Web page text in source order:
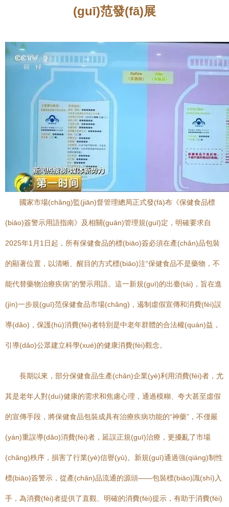
(guī)范發(fā)展
國家市場(chǎng)監(jiān)督管理總局正式發(fā)布《保健食品標
(biāo)簽警示用語指南》及相關(guān)管理規(guī)定，明確要求自
2025年1月1日起，所有保健食品的標(biāo)簽必須在產(chǎn)品包裝
的顯著位置，以清晰、醒目的方式標(biāo)注“保健食品不是藥物，不
能代替藥物治療疾病”的警示用語。這一新規(guī)的出臺(tái)，旨在進
(jìn)一步規(guī)范保健食品市場(chǎng)，遏制虛假宣傳和消費(fèi)誤
導(dǎo)，保護(hù)消費(fèi)者特別是中老年群體的合法權(quán)益，
引導(dǎo)公眾建立科學(xué)的健康消費(fèi)觀念。
長期以來，部分保健食品生產(chǎn)企業(yè)利用消費(fèi)者，尤
其是老年人對(duì)健康的需求和焦慮心理，通過模糊、夸大甚至虛假
的宣傳手段，將保健食品包裝成具有治療疾病功能的“神藥”，不僅嚴
(yán)重誤導(dǎo)消費(fèi)者，延誤正規(guī)治療，更擾亂了市場
(chǎng)秩序，損害了行業(yè)信譽(yù)。新規(guī)通過強(qiáng)制性
標(biāo)簽警示，從產(chǎn)品流通的源頭——包裝標(biāo)識(shí)入
手，為消費(fèi)者提供了直觀、明確的消費(fèi)提示，有助于消費(fèi)